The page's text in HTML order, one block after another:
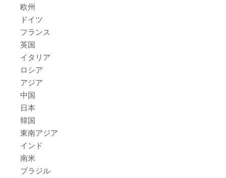
欧州
ドイツ
フランス
英国
イタリア
ロシア
アジア
中国
日本
韓国
東南アジア
インド
南米
ブラジル